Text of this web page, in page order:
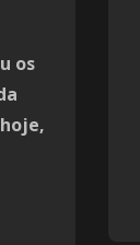
os